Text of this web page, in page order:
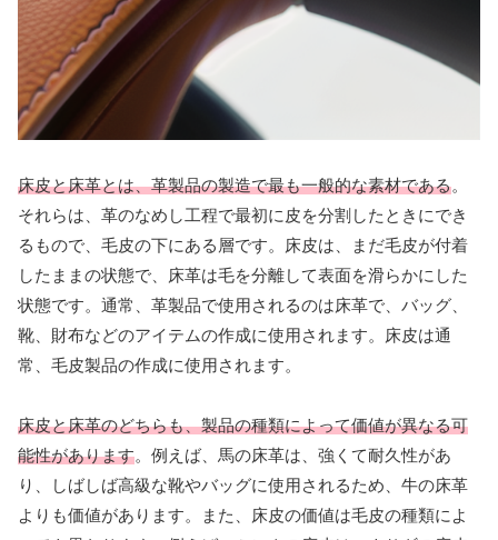
床皮と床革とは、革製品の製造で最も一般的な素材である。
それらは、革のなめし工程で最初に皮を分割したときにでき
るもので、毛皮の下にある層です。床皮は、まだ毛皮が付着
したままの状態で、床革は毛を分離して表面を滑らかにした
状態です。通常、革製品で使用されるのは床革で、バッグ、
靴、財布などのアイテムの作成に使用されます。床皮は通
常、毛皮製品の作成に使用されます。
床皮と床革のどちらも、製品の種類によって価値が異なる可
能性があります。例えば、馬の床革は、強くて耐久性があ
り、しばしば高級な靴やバッグに使用されるため、牛の床革
よりも価値があります。また、床皮の価値は毛皮の種類によ